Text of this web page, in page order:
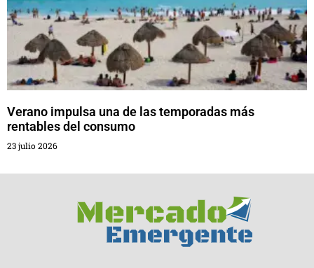
Verano impulsa una de las temporadas más
rentables del consumo
23 julio 2026